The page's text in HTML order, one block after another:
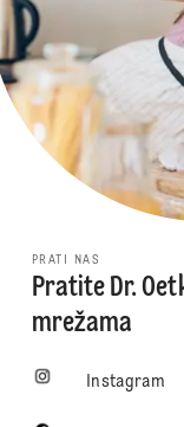
PRATI NAS
Pratite Dr.
mrežama
Instagram